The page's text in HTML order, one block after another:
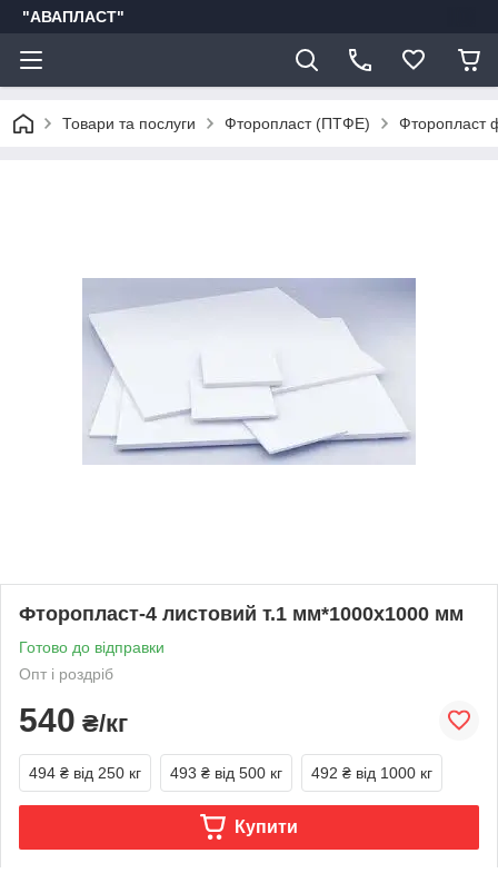
"АВАПЛАСТ"
Товари та послуги Фторопласт (ПТФЕ) Фторопласт
Фторопласт-4 листовий т.1 мм*1000х1000 мм
Готово до відправки
Опт і роздріб
540 ₴/кг
494 ₴ від 250 кг 493 ₴ від 500 кг 492 ₴ від 1000 кг
Купити